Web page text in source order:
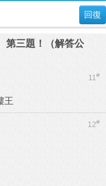
回復
第三題！（解答公
11#
王
12#